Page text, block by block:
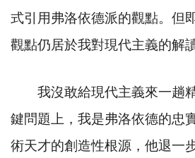
式引用弗洛依德派的觀點。但
觀點仍居於我對現代主義的解
我沒敢給現代主義來一趟
鍵問題上，我是弗洛依德的忠
術天才的創造性根源，他退一